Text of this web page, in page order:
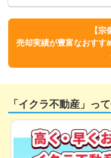
【宗
売却実績が豊富なおすす
「イクラ不動産」っ